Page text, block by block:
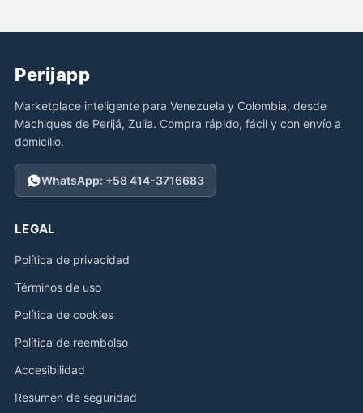
Perijapp
Marketplace inteligente para Venezuela y Colombia, desde
Machiques de Perijá, Zulia. Compra rápido, fácil y con envío a
domicilio.
WhatsApp: +58 414-3716683
LEGAL
Política de privacidad
Términos de uso
Política de cookies
Política de reembolso
Accesibilidad
Resumen de seguridad